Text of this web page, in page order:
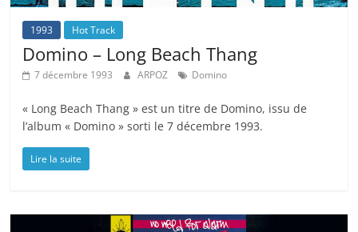
1993 Hot Track
Domino – Long Beach Thang
7 décembre 1993 ARPOZ Domino
« Long Beach Thang » est un titre de Domino, issu de
l’album « Domino » sorti le 7 décembre 1993.
Lire la suite